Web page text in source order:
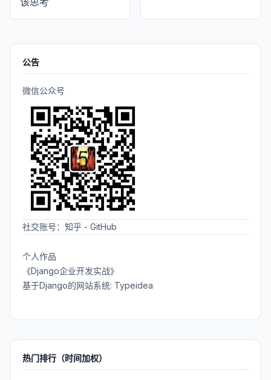
公告
微信公众号
社交账号： 知乎 - GitHub
个人作品
《Django企业开发实战》
基于Django的网站系统: Typeidea
热门排行（时间加权）